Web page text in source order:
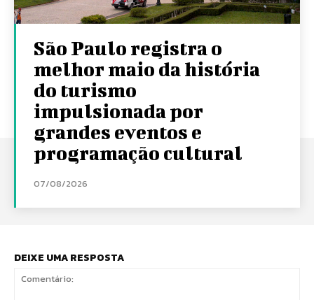
São Paulo registra o
melhor maio da história
do turismo
impulsionada por
grandes eventos e
programação cultural
07/08/2026
DEIXE UMA RESPOSTA